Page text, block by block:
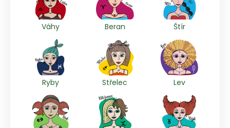
Váhy Beran Štír
Ryby Střelec Lev